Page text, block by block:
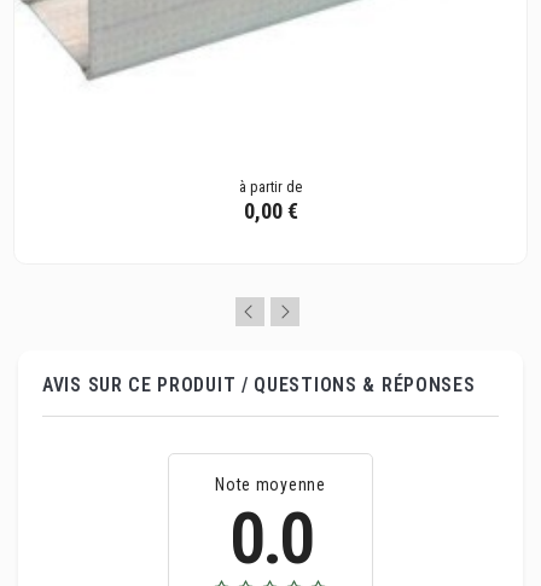
à partir de
0,00 €
AVIS SUR CE PRODUIT / QUESTIONS & RÉPONSES
Note moyenne
0.0